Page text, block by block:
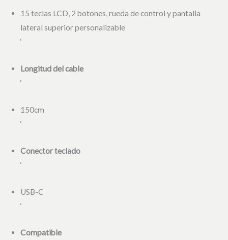
15 teclas LCD, 2 botones, rueda de control y pantalla
lateral superior personalizable
‘
Longitud del cable
‘
150cm
‘
Conector teclado
‘
USB-C
‘
Compatible